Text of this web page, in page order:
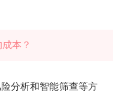
本？
分析和智能筛查等方